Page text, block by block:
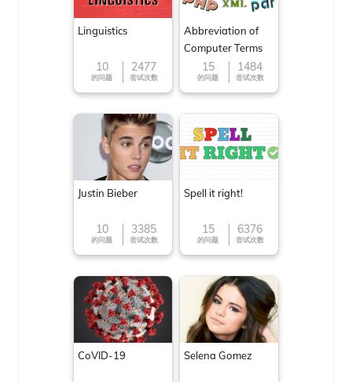
Linguistics
10
的问题
2477
尝试次数
Abbreviation of
Computer Terms
15
的问题
1484
尝试次数
Justin Bieber
10
的问题
3385
尝试次数
Spell it right!
15
的问题
6376
尝试次数
CoVID-19 Selena Gomez